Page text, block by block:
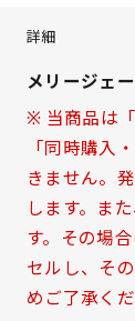
詳細
メリージェ
※ 当商品は
「同時購入
きません。
します。ま
す。その場
セルし、そ
めご了承くだ